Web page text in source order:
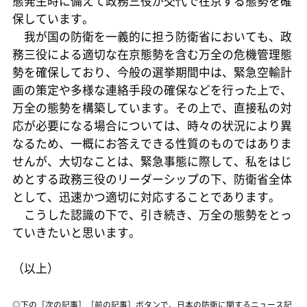
保しています。
我が国の防衛を一義的に担う防衛省においても、政
務三役による適切な在京態勢を含む万全の危機管理態
勢を確保しており、今般の選挙期間中は、緊急空輸計
画の策定や多様な連絡手段の確保などを行った上で、
万全の態勢を構築しています。その上で、直接私の対
応が必要になる場合については、時々の状況により異
なるため、一概にお答えできる性質のものではありま
せんが、大切なことは、緊急事態に際して、私をはじ
めとする政務三役のリーダーシップの下、防衛省全体
として、迅速かつ適切に対応することであります。
こうした認識の下で、引き続き、万全の態勢をとっ
ていきたいと思います。
（以上）
◎下の［次の記事］［前の記事］ボタンで、日本の防衛に関するニュース記